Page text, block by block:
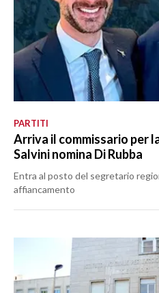
PARTITI
Arriva il commissario per
Salvini nomina Di Rubba
Entra al posto del segretario
affiancamento